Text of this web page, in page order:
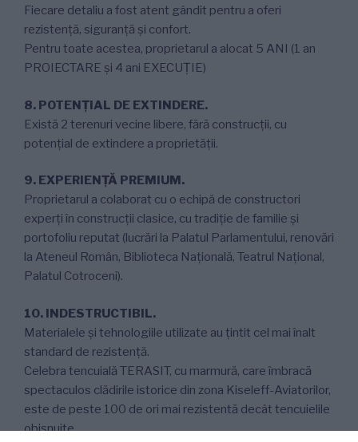
Fiecare detaliu a fost atent gândit pentru a oferi
rezistență, siguranță și confort.
Pentru toate acestea, proprietarul a alocat 5 ANI (1 an
PROIECTARE şi 4 ani EXECUȚIE)
8. POTENŢIAL DE EXTINDERE.
Există 2 terenuri vecine libere, fără construcţii, cu
potenţial de extindere a proprietăţii.
9. EXPERIENŢĂ PREMIUM.
Proprietarul a colaborat cu o echipă de constructori
experţi în construcţii clasice, cu tradiţie de familie şi
portofoliu reputat (lucrări la Palatul Parlamentului, renovări
la Ateneul Român, Biblioteca Naţională, Teatrul Naţional,
Palatul Cotroceni).
10. INDESTRUCTIBIL.
Materialele şi tehnologiile utilizate au ţintit cel mai înalt
standard de rezistenţă.
Celebra tencuială TERASIT, cu marmură, care îmbracă
spectaculos clădirile istorice din zona Kiseleff-Aviatorilor,
este de peste 100 de ori mai rezistentă decât tencuielile
obişnuite.